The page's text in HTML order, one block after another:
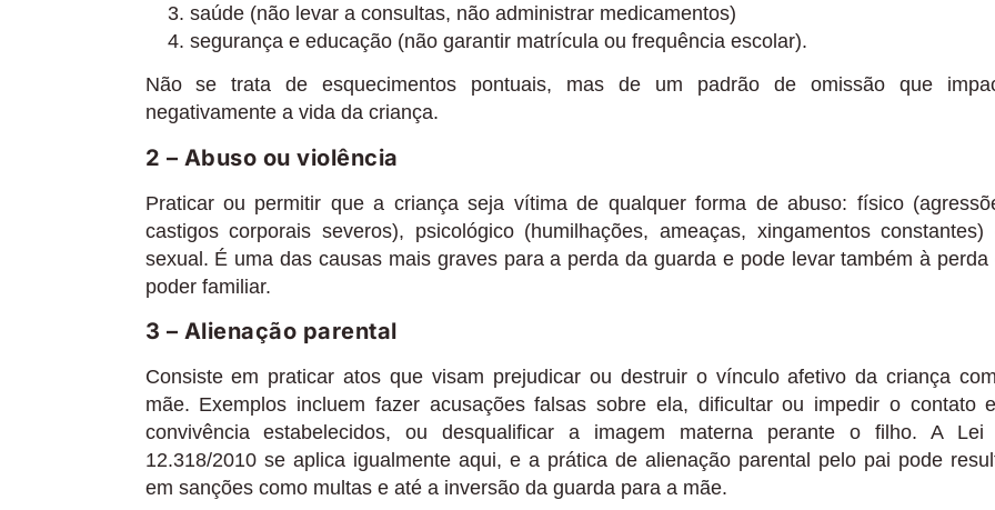
saúde (não levar a consultas, não administrar medicamentos)
segurança e educação (não garantir matrícula ou frequência escolar).
Não se trata de esquecimentos pontuais, mas de um padrão de omissão que
negativamente a vida da criança.
2 – Abuso ou violência
Praticar ou permitir que a criança seja vítima de qualquer forma de abuso: físico
castigos corporais severos), psicológico (humilhações, ameaças, xingamentos constantes)
sexual. É uma das causas mais graves para a perda da guarda e pode levar também à perda
poder familiar.
3 – Alienação parental
Consiste em praticar atos que visam prejudicar ou destruir o vínculo afetivo da criança
mãe. Exemplos incluem fazer acusações falsas sobre ela, dificultar ou impedir o contato
convivência estabelecidos, ou desqualificar a imagem materna perante o filho. A Lei
12.318/2010 se aplica igualmente aqui, e a prática de alienação parental pelo pai pode
em sanções como multas e até a inversão da guarda para a mãe.